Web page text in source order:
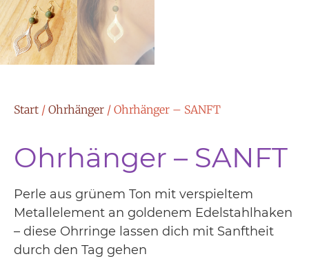
Start / Ohrhänger / Ohrhänger – SANFT
Ohrhänger – SANFT
Perle aus grünem Ton mit verspieltem
Metallelement an goldenem Edelstahlhaken
– diese Ohrringe lassen dich mit Sanftheit
durch den Tag gehen